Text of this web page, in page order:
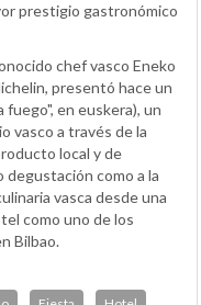
prestigio gastronómico
chef vasco Eneko
presentó hace un
fuego", en euskera), un
vasco a través de la
local y de
como a la
vasca desde una
como uno de los
Bilbao.